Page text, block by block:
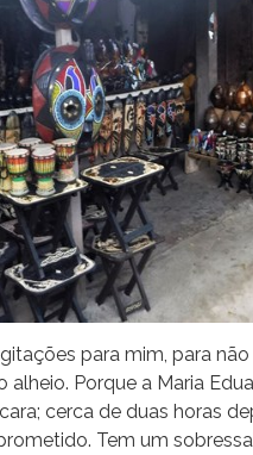
para mim, para
alheio. Porque a Maria
cerca de duas horas
Tem um